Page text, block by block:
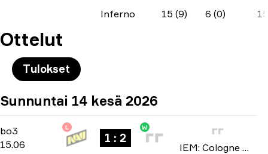
Inferno 15 (9) 6 (0) 15
Ottelut
Tulokset
Sunnuntai 14 kesä 2026
bo3
bo3
15.06
L
1 : 2
W
IEM: Cologne Major 2026